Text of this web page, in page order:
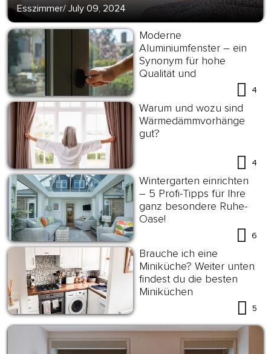
Esszimmer/ July 09, 2024
Moderne
Aluminiumfenster – ein
Synonym für hohe
Qualität und
4
Warum und wozu sind
Wärmedämmvorhänge
gut?
4
Wintergarten einrichten
– 5 Profi-Tipps für Ihre
ganz besondere Ruhe-
Oase!
6
Brauche ich eine
Miniküche? Weiter unten
findest du die besten
Miniküchen
5